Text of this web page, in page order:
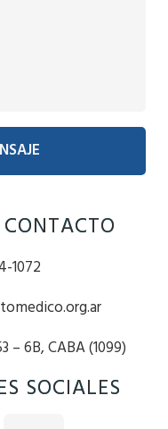
1072
– 6B, CABA (1099)
SOCIALES